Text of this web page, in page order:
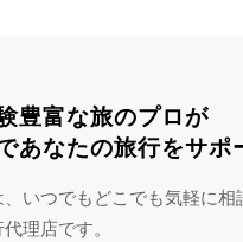
豊富な旅のプロが
あなたの旅行をサポ
いつでもどこでも気軽に相
理店です。